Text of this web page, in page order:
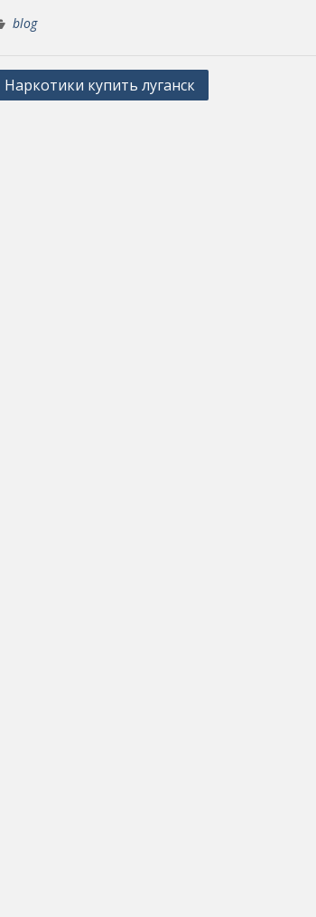
blog
Post
Наркотики купить луганск